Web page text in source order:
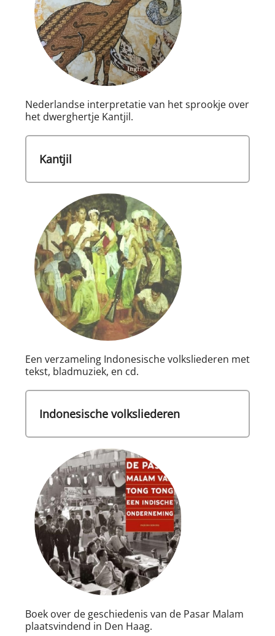
Nederlandse interpretatie van het sprookje over
het dwerghertje Kantjil.
Kantjil
Een verzameling Indonesische volksliederen met
tekst, bladmuziek, en cd.
Indonesische volksliederen
Boek over de geschiedenis van de Pasar Malam
plaatsvindend in Den Haag.